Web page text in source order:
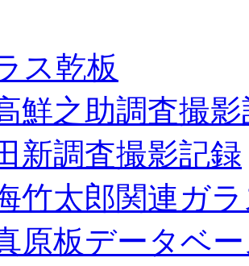
ス乾板
鮮之助調査撮
新調査撮影記録
竹太郎関連ガ
原板データベ